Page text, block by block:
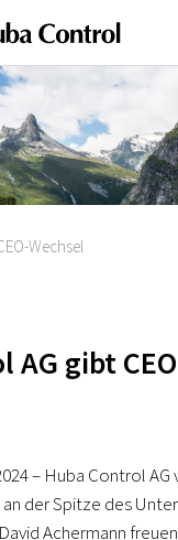
Wechsel
AG gibt
– Huba Control
der Spitze des
Achermann